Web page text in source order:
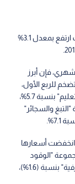
وأشار التقرير إلى أن متوسط أسعار المستهلك ارتفع بمعدل 3.1%
فإن أبرز
للربع الأول،
مجموعة "الايجارات" بنسبة 7.7%، ومجموعة "التعليم" بنسبة 5.7%،
ومجموعة "التبغ والسجائر"
انخفضت أسعارها
بنسبة (3.8%)، ومجموعة "الوقود
والانارة" بنسبة (0.4%)، ومجموعة "الثقافة والترفية" بنسبة (1.6%)،